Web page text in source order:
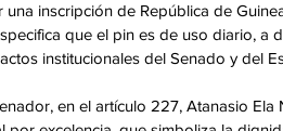
inscripción de República de
que el pin es de uso diario, a
institucionales del Senado y del
en el artículo 227, Atanasio